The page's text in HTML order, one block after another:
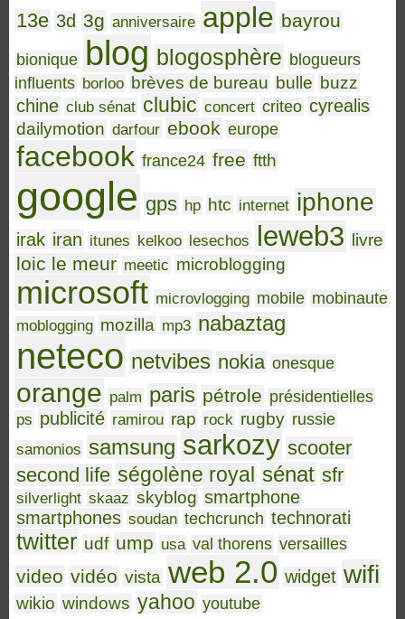
13e 3d 3g anniversaire apple bayrou
bionique blog blogosphère blogueurs
influents borloo brèves de bureau bulle buzz
chine club sénat clubic concert criteo cyrealis
dailymotion darfour ebook europe
facebook france24 free ftth
google gps hp htc internet iphone
irak iran itunes kelkoo lesechos leweb3 livre
loic le meur meetic microblogging
microsoft microvlogging mobile mobinaute
moblogging mozilla mp3 nabaztag
neteco netvibes nokia onesque
orange palm paris pétrole présidentielles
ps publicité ramirou rap rock rugby russie
samonios samsung sarkozy scooter
second life ségolène royal sénat sfr
silverlight skaaz skyblog smartphone
smartphones soudan techcrunch technorati
twitter udf ump usa val thorens versailles
video vidéo vista web 2.0 widget wifi
wikio windows yahoo youtube